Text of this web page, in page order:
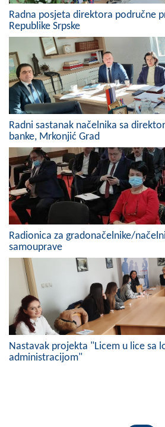
Poljoprivreda
Turizam
Sport
CIVILNA
KONTAKT
Radna posjeta direktora područne
Republike Srpske
Radni sastanak načelnika sa
banke, Mrkonjić Grad
Radionica za gradonačelnike/
samouprave
Nastavak projekta "Licem u lice sa
administracijom"